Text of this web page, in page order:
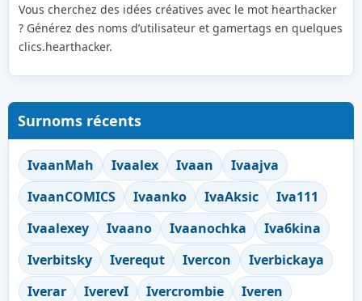
Vous cherchez des idées créatives avec le mot hearthacker
? Générez des noms d’utilisateur et gamertags en quelques
clics.hearthacker.
Surnoms récents
IvaanMah Ivaalex Ivaan
Ivaajva
IvaanCOMICS
Ivaanko IvaAksic
Iva111
Ivaalexey
Ivaano Ivaanochka
Iva6kina
Iverbitsky
Iverequt Ivercon
Iverbickaya
Iverar
IverevI Ivercrombie
Iveren